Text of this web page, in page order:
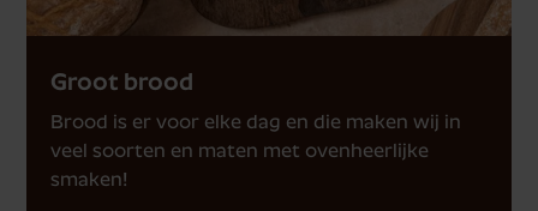
Groot brood
Brood is er voor elke dag en die maken wij in
veel soorten en maten met ovenheerlijke
smaken!